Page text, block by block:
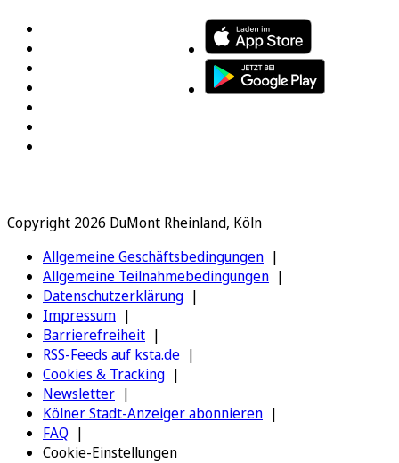
Copyright 2026 DuMont Rheinland, Köln
Allgemeine Geschäftsbedingungen
Allgemeine Teilnahmebedingungen
Datenschutzerklärung
Impressum
Barrierefreiheit
RSS-Feeds auf ksta.de
Cookies & Tracking
Newsletter
Kölner Stadt-Anzeiger abonnieren
FAQ
Cookie-Einstellungen